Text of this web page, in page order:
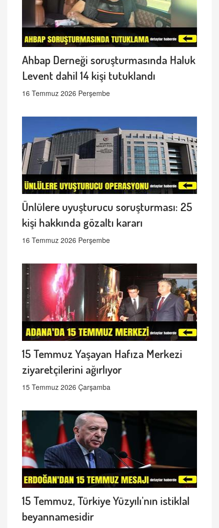
Ahbap Derneği soruşturmasında Haluk
Levent dahil 14 kişi tutuklandı
16 Temmuz 2026 Perşembe
Ünlülere uyuşturucu soruşturması: 25
kişi hakkında gözaltı kararı
16 Temmuz 2026 Perşembe
15 Temmuz Yaşayan Hafıza Merkezi
ziyaretçilerini ağırlıyor
15 Temmuz 2026 Çarşamba
15 Temmuz, Türkiye Yüzyılı'nın istiklal
beyannamesidir